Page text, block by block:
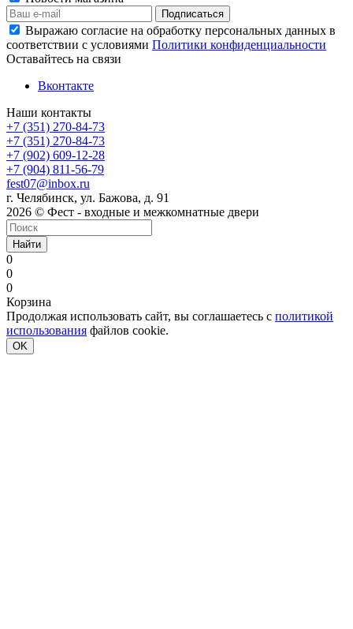
Выражаю согласие на обработку персональных данных в
соответствии с условиями Политики конфиденциальности
Оставайтесь на связи
Вконтакте
Наши контакты
+7 (351) 270-84-73
+7 (351) 270-84-73
+7 (902) 609-12-28
+7 (904) 811-56-79
fest07@inbox.ru
г. Челябинск, ул. Бажова, д. 91
2026 © Фест - входные и межкомнатные двери
Найти
0
0
0
Корзина
Продолжая использовать сайт, вы соглашаетесь с политикой
использования файлов cookie.
OK